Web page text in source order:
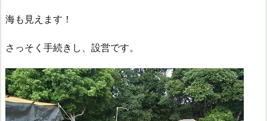
海も見えます！
さっそく手続きし、設営です。